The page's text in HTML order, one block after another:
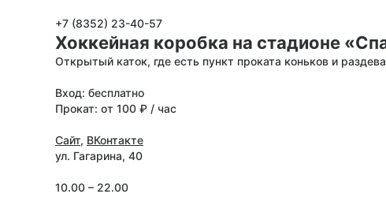
+7 (8352) 23-40-57
Хоккейная коробка на стадионе
Открытый каток, где есть пункт проката коньков и
Вход: бесплатно
Прокат: от 100 ₽ / час
Сайт, ВКонтакте
ул. Гагарина, 40
10.00 – 22.00